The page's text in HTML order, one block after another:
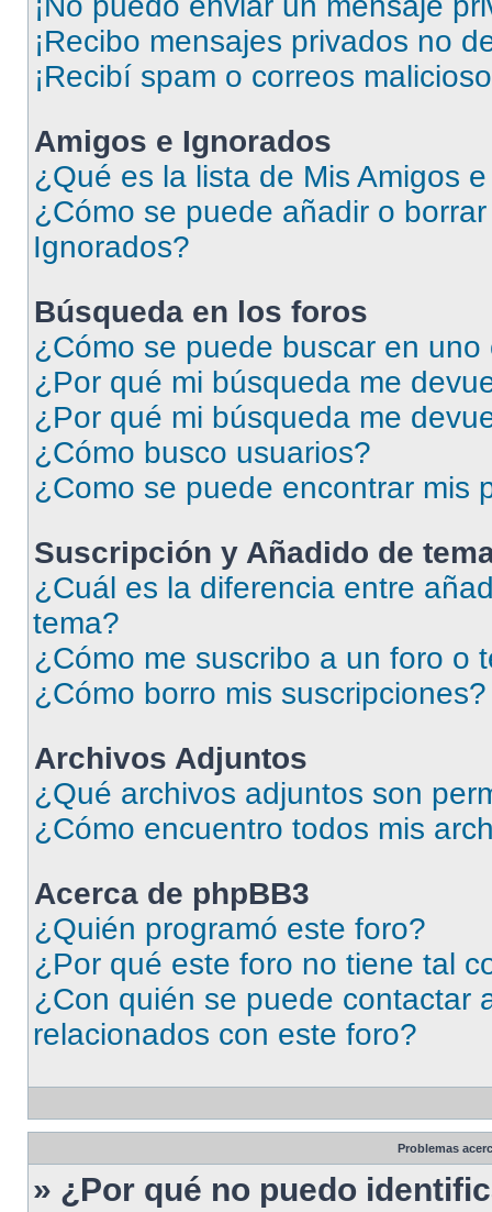
¡Recibo mensajes privados no
¡Recibí spam o correos
Amigos e Ignorados
¿Qué es la lista de Mis Amigos
¿Cómo se puede añadir o
Ignorados?
Búsqueda en los foros
¿Cómo se puede buscar en uno
¿Por qué mi búsqueda me
¿Por qué mi búsqueda me
¿Cómo busco usuarios?
¿Como se puede encontrar mis
Suscripción y Añadido de
¿Cuál es la diferencia entre
tema?
¿Cómo me suscribo a un foro o
¿Cómo borro mis suscripciones?
Archivos Adjuntos
¿Qué archivos adjuntos son
¿Cómo encuentro todos mis
Acerca de phpBB3
¿Quién programó este foro?
¿Por qué este foro no tiene tal
¿Con quién se puede contactar
relacionados con este foro?
Problemas
» ¿Por qué no puedo